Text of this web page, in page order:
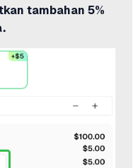
tambahan 5%